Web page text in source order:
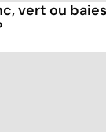
vert ou